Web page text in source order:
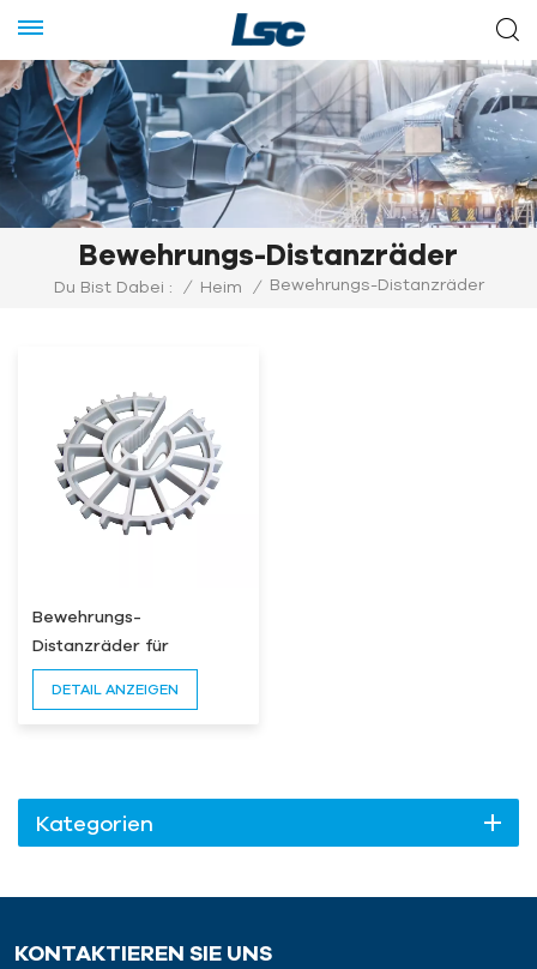
Bewehrungs-Distanzräder
Du Bist Dabei : / Heim / Bewehrungs-Distanzräder
Bewehrungs-
Distanzräder für
Betonfertigteile
DETAIL ANZEIGEN
Kategorien
KONTAKTIEREN SIE UNS